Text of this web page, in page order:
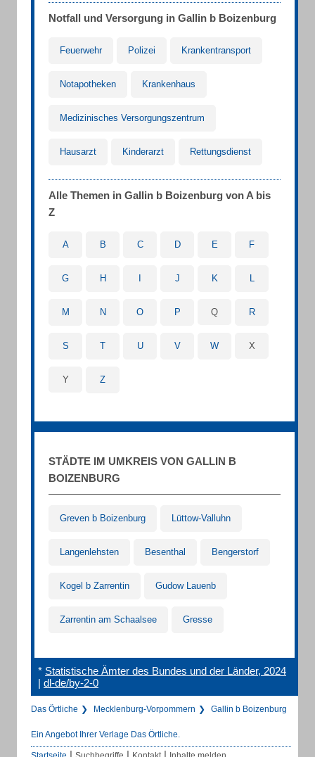
Notfall und Versorgung in Gallin b Boizenburg
Feuerwehr Polizei Krankentransport
Notapotheken Krankenhaus
Medizinisches Versorgungszentrum
Hausarzt Kinderarzt Rettungsdienst
Alle Themen in Gallin b Boizenburg von A bis
Z
A B C D E F
G H J K L
M N O P Q R
S T U V W X
Y Z
STÄDTE IM UMKREIS VON GALLIN B
BOIZENBURG
Greven b Boizenburg Lüttow-Valluhn
Langenlehsten Besenthal Bengerstorf
Kogel b Zarrentin Gudow Lauenb
Zarrentin am Schaalsee Gresse
* Statistische Ämter des Bundes und der Länder, 2024
| dl-de/by-2-0
Das Örtliche Mecklenburg-Vorpommern Gallin b Boizenburg
Ein Angebot Ihrer Verlage Das Örtliche.
| | |